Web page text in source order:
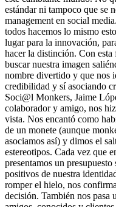
estándar ni tampoco que se
management en social
todos hacemos lo mismo
lugar para la innovación,
hacer la distinción. Con
buscar nuestra imagen
nombre divertido y que nos
credibilidad y sí asociando
Soci@l Monkers, Jaime
colaborador y amigo, nos
vista. Nos encantó como
de un monete (aunque
asociamos así) y dimos el
estereotipos. Cada vez que
presentamos un
positivos de nuestra
romper el hielo, nos
decisión. También nos pasa